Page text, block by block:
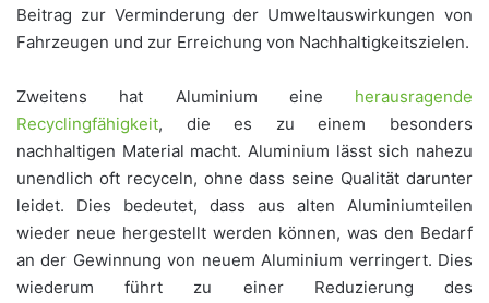
Beitrag zur Verminderung der Umweltauswirkungen von
Fahrzeugen und zur Erreichung von Nachhaltigkeitszielen.
Zweitens hat Aluminium eine herausragende
Recyclingfähigkeit, die es zu einem besonders
nachhaltigen Material macht. Aluminium lässt sich nahezu
unendlich oft recyceln, ohne dass seine Qualität darunter
leidet. Dies bedeutet, dass aus alten Aluminiumteilen
wieder neue hergestellt werden können, was den Bedarf
an der Gewinnung von neuem Aluminium verringert. Dies
wiederum führt zu einer Reduzierung des